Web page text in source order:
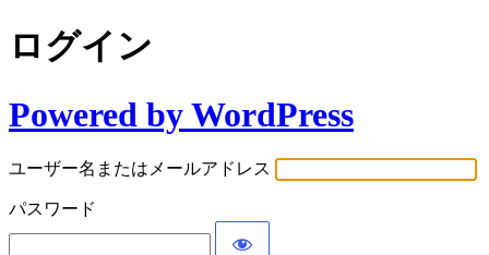
ログイン
Powered by WordPress
ユーザー名またはメールアドレス
パスワード